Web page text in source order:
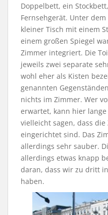
Doppelbett, ein
Fernsehgerät. Unter
kleiner Tisch mit einem
einem großen Spiegel
Zimmer integriert. Die
jeweils zwei separate
wohl eher als Kisten
genannten
nichts im Zimmer. Wer
erwartet, kann hier
vielleicht sagen, dass
eingerichtet sind. Das
allerdings sehr sauber.
allerdings etwas knapp
daran, dass wir zu dritt
haben.